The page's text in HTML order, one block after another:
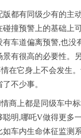
都有同级少有的主
撞预警上的基础上
车道偏离预警,也
有很高的必要性。
在它身上不会发生
不少事。
商上都是同级车中
明,哪吒V做得更多
车内生命体征监测